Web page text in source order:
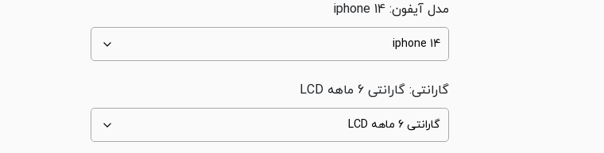
مدل آیفون: iphone 14
گارانتی: گارانتی 6 ماهه LCD